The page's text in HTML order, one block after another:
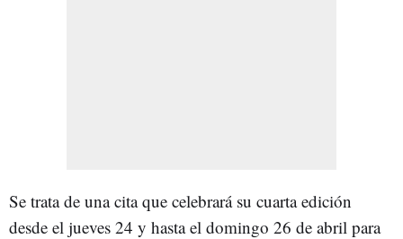
Se trata de una cita que celebrará su cuarta edición
desde el jueves 24 y hasta el domingo 26 de abril para